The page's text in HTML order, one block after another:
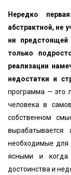
Нередко
абстрактной, не
ни предстоящей
только
реализации
недостатки и
программа — это
человека в
собственном
необходимые для
ясными и когда
достоинства и